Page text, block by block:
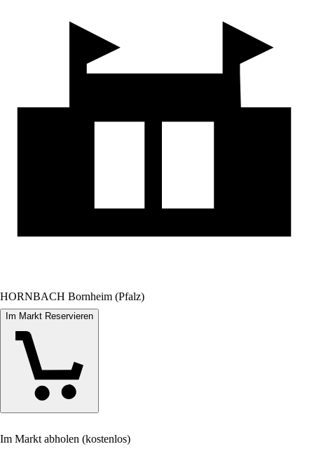
HORNBACH Bornheim (Pfalz)
Im Markt Reservieren
Im Markt abholen (kostenlos)